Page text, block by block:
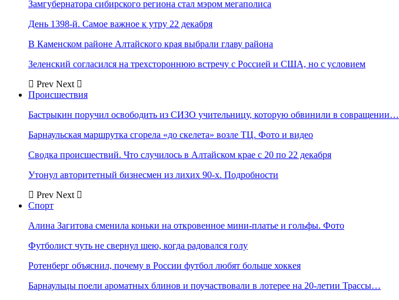
Замгубернатора сибирского региона стал мэром мегаполиса
День 1398-й. Самое важное к утру 22 декабря
В Каменском районе Алтайского края выбрали главу района
Зеленский согласился на трехстороннюю встречу с Россией и США, но с условием
Prev Next
Происшествия
Бастрыкин поручил освободить из СИЗО учительницу, которую обвинили в совращении…
Барнаульская маршрутка сгорела «до скелета» возле ТЦ. Фото и видео
Сводка происшествий. Что случилось в Алтайском крае с 20 по 22 декабря
Утонул авторитетный бизнесмен из лихих 90-х. Подробности
Prev Next
Спорт
Алина Загитова сменила коньки на откровенное мини-платье и гольфы. Фото
Футболист чуть не свернул шею, когда радовался голу
Ротенберг объяснил, почему в России футбол любят больше хоккея
Барнаульцы поели ароматных блинов и поучаствовали в лотерее на 20-летии Трассы…